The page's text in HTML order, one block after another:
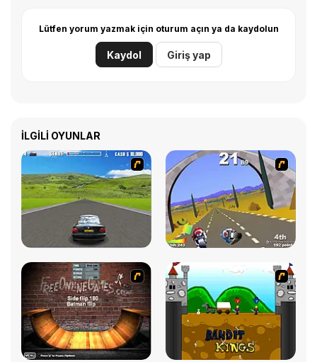
Lütfen yorum yazmak için oturum açın ya da kaydolun
Kaydol Giriş yap
İLGILI OYUNLAR